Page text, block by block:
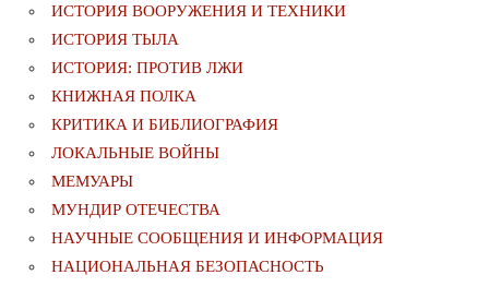
ИСТОРИЯ ВООРУЖЕНИЯ И ТЕХНИКИ
ИСТОРИЯ ТЫЛА
ИСТОРИЯ: ПРОТИВ ЛЖИ
КНИЖНАЯ ПОЛКА
КРИТИКА И БИБЛИОГРАФИЯ
ЛОКАЛЬНЫЕ ВОЙНЫ
МЕМУАРЫ
МУНДИР ОТЕЧЕСТВА
НАУЧНЫЕ СООБЩЕНИЯ И ИНФОРМАЦИЯ
НАЦИОНАЛЬНАЯ БЕЗОПАСНОСТЬ